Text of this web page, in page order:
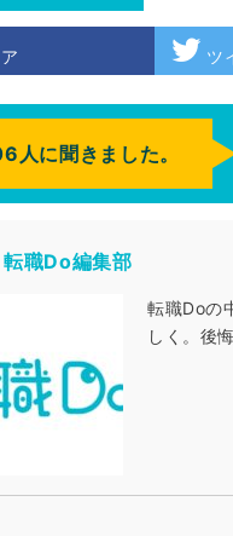
ツ
人に聞きました。
転職Do編集部
転職Doの
しく。後